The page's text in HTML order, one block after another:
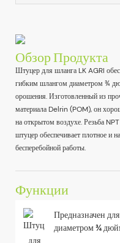
Обзор Продукта
Штуцер для шланга LK AGRI
гибким шлангом диаметром ¾
орошения. Изготовленный из
материала Delrin (POM), он
на открытом воздухе. Резьба
штуцер обеспечивает плотное и
бесперебойной работы.
Функции
Предназначен
диаметром ¾